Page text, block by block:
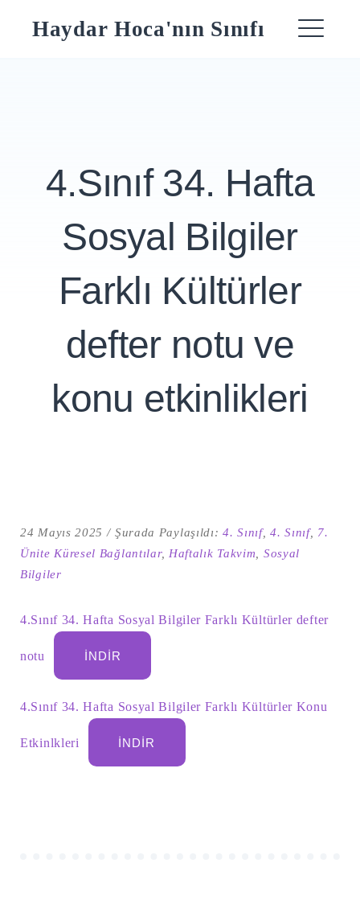
Haydar Hoca'nın Sınıfı
için
arama
sonuçları:
ARA
4.Sınıf 34. Hafta
Sosyal Bilgiler
Farklı Kültürler
defter notu ve
konu etkinlikleri
24 Mayıs 2025 Şurada Paylaşıldı:4. Sınıf,4. Sınıf, 7.
Ünite Küresel Bağlantılar, Haftalık Takvim
Sosyal
Bilgiler
4.Sınıf 34. Hafta Sosyal Bilgiler Farklı Kültürler defter
notu İNDIR
4.Sınıf 34. Hafta Sosyal Bilgiler Farklı Kültürler Konu
Etkinlkleri İNDIR